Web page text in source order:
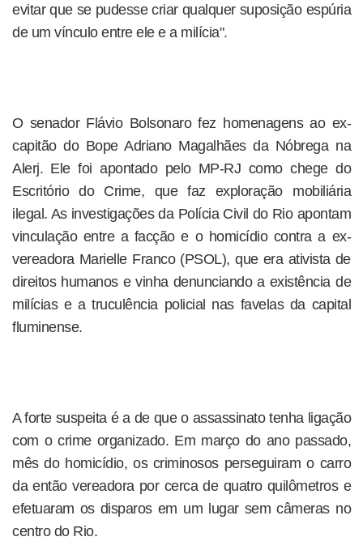
evitar que se pudesse criar qualquer suposição espúria
de um vínculo entre ele e a milícia".
O senador Flávio Bolsonaro fez homenagens ao ex-
capitão do Bope Adriano Magalhães da Nóbrega na
Alerj. Ele foi apontado pelo MP-RJ como chege do
Escritório do Crime, que faz exploração mobiliária
ilegal. As investigações da Polícia Civil do Rio apontam
vinculação entre a facção e o homicídio contra a ex-
vereadora Marielle Franco (PSOL), que era ativista de
direitos humanos e vinha denunciando a existência de
milícias e a truculência policial nas favelas da capital
fluminense.
A forte suspeita é a de que o assassinato tenha ligação
com o crime organizado. Em março do ano passado,
mês do homicídio, os criminosos perseguiram o carro
da então vereadora por cerca de quatro quilômetros e
efetuaram os disparos em um lugar sem câmeras no
centro do Rio.